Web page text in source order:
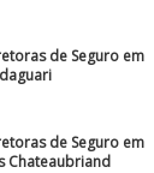
de Seguro em
de Seguro em
Chateaubriand